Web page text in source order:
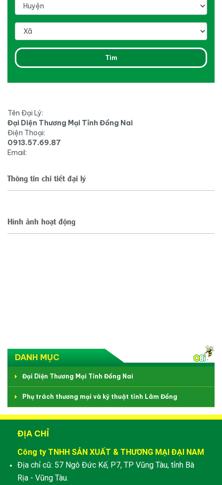
Tên Đại Lý:
Đại Diện Thương Mại Tỉnh Đồng Nai
Điện Thoại:
0913.57.69.87
Email:
Thông tin chi tiết đại lý
Hình ảnh hoạt động
DANH MỤC
Đại Diện Thương Mại Tỉnh Đồng Nai
Phụ trách thương mại và kỹ thuật tỉnh Lâm Đồng
ĐỊA CHỈ
Công ty TNHH SẢN XUẤT & THƯƠNG MẠI ĐẠI NAM
Địa chỉ cũ: 57 Ngô Đức Kế, P7, TP Vũng Tàu, tỉnh Bà
Rịa - Vũng Tàu.